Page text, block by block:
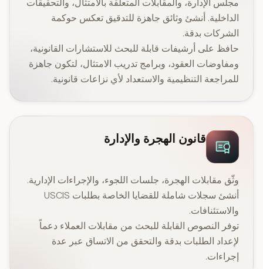
مجلس الإدارة، والمقابلات المتعلقة بالامتثال، والتحقيقات
الداخلية. أنشئ وثائق جاهزة للتدقيق تعكس حوكمة
الشركات بدقة.
حافظ على أرشيفات قابلة للبحث للاستشارات القانونية،
ومفاوضات العقود، وبرامج تدريب الامتثال، لتكون جاهزة
للمراجعة التنظيمية والاستعداد لأي نزاعات قانونية.
قانون الهجرة والإدارة
وثّق مقابلات الهجرة، جلسات اللجوء، والإجراءات الإدارية.
أنشئ سجلات شاملة للقضايا الخاصة بطلبات USCIS
والاستئنافات.
توفر النصوص القابلة للبحث من مقابلات العملاء دعماً
لإعداد الطلبات بدقة والتحقق من الاتساق عبر عدة
إجراءات.